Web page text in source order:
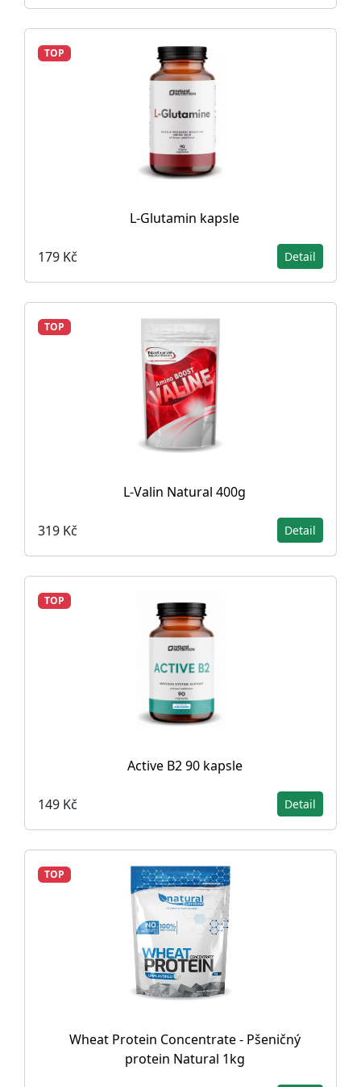
TOP
L-Glutamin kapsle
179 Kč Detail
TOP
L-Valin Natural 400g
319 Kč Detail
TOP
Active B2 90 kapsle
149 Kč Detail
TOP
Wheat Protein Concentrate - Pšeničný
protein Natural 1kg